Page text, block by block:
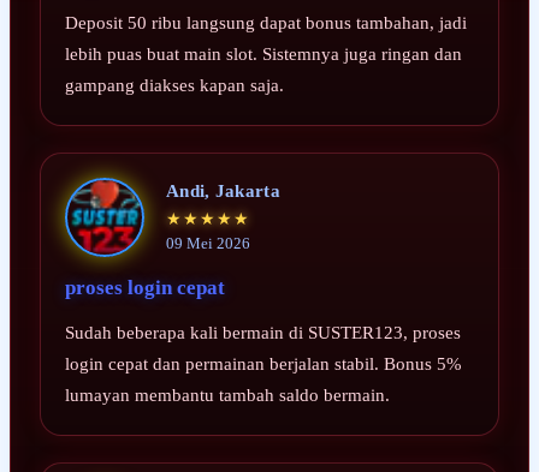
Deposit 50 ribu langsung dapat bonus tambahan, jadi
lebih puas buat main slot. Sistemnya juga ringan dan
gampang diakses kapan saja.
Andi, Jakarta
★★★★★
09 Mei 2026
proses login cepat
Sudah beberapa kali bermain di SUSTER123, proses
login cepat dan permainan berjalan stabil. Bonus 5%
lumayan membantu tambah saldo bermain.